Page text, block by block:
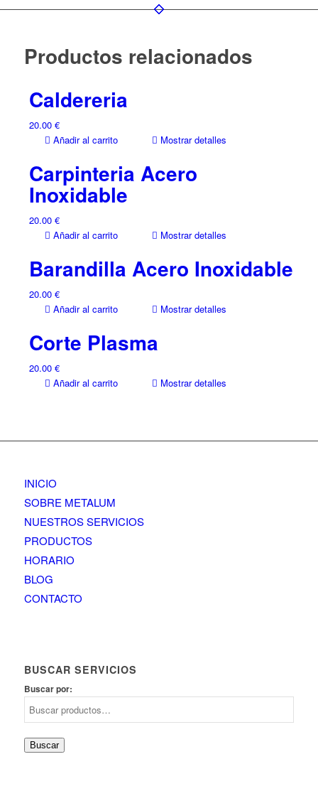
Productos relacionados
Caldereria
20.00 €
Añadir al carrito
Mostrar detalles
Carpinteria Acero
Inoxidable
20.00 €
Añadir al carrito
Mostrar detalles
Barandilla Acero Inoxidable
20.00 €
Añadir al carrito
Mostrar detalles
Corte Plasma
20.00 €
Añadir al carrito
Mostrar detalles
INICIO
SOBRE METALUM
NUESTROS SERVICIOS
PRODUCTOS
HORARIO
BLOG
CONTACTO
BUSCAR SERVICIOS
Buscar por:
Buscar